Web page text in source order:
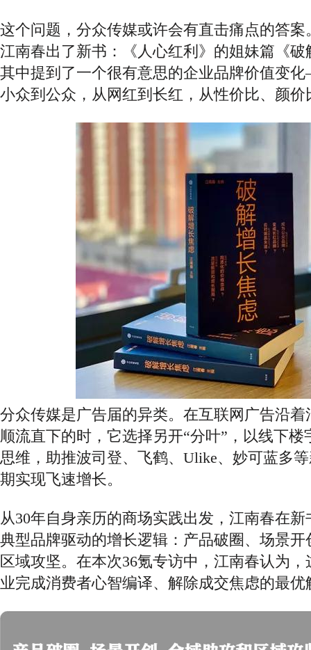
这个问题，分众传媒或许会有直击痛点的答案
江南春出了新书：《人心红利》的姐妹篇《破
其中提到了一个很有意思的企业品牌价值变
小众到公众，从网红到长红，从性价比、颜价
分众传媒是广告届的异类。在互联网广告沿着
顺流直下的时，它选择另开“分叶”，以线下
思维，助推波司登、飞鹤、Ulike、妙可蓝多
期实现飞速增长。
从30年自身亲历的商场实践出发，江南春在
典型品牌驱动的增长逻辑：产品破圈、场景开
区域攻坚。在本次36氪专访中，江南春认为
业完成消费者心智编译、解除成交焦虑的最优